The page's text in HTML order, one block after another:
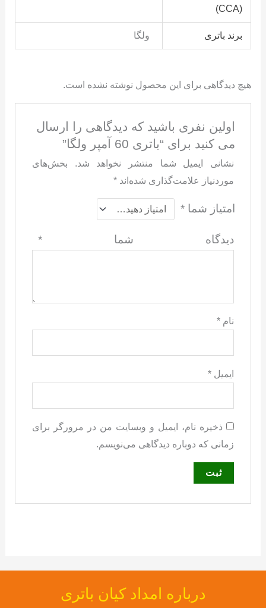
(CCA)
برند باتری ولگا
هیچ دیدگاهی برای این محصول نوشته نشده است.
اولین نفری باشید که دیدگاهی را ارسال
می کنید برای “باتری 60 آمپر ولگا”
نشانی ایمیل شما منتشر نخواهد شد.
بخش‌های
موردنیاز علامت‌گذاری شده‌اند*
امتیاز شما*
دیدگاه شما*
نام*
ایمیل*
ذخیره نام، ایمیل و وبسایت من در مرورگر برای
زمانی که دوباره دیدگاهی می‌نویسم.
درباره امداد کیان باتری